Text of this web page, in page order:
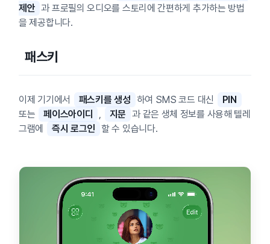
제안 과 프로필의 오디오를 스토리에 간편하게 추가하는 방법
을 제공합니다.
패스키
이제 기기에서 패스키를 생성 하여 SMS 코드 대신
PIN
또는
페이스아이디 지문 과 같은 생체 정보를 사용해 텔레
그램에
즉시 로그인 할 수 있습니다.